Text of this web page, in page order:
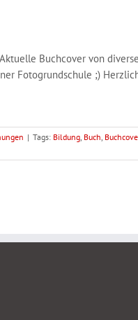
Buchcover von
Fotogrundschule ;)
| Tags: Bildung, Buch,